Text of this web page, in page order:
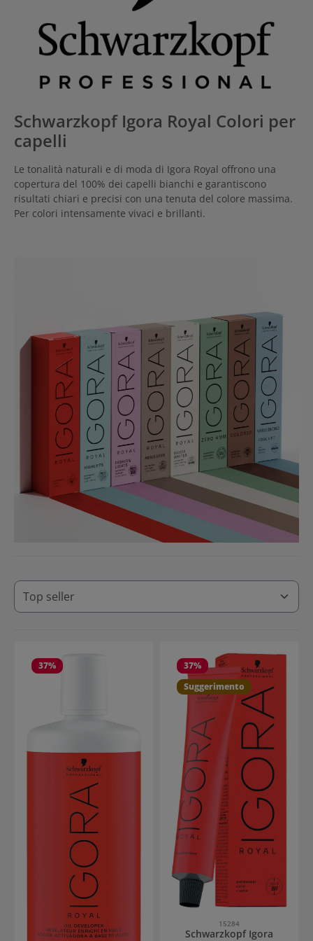
Schwarzkopf Igora Royal Colori per
capelli
Le tonalità naturali e di moda di Igora Royal offrono una
copertura del 100% dei capelli bianchi e garantiscono
risultati chiari e precisi con una tenuta del colore massima.
Per colori intensamente vivaci e brillanti.
37% 37%
Suggerimento
15284
Schwarzkopf Igora